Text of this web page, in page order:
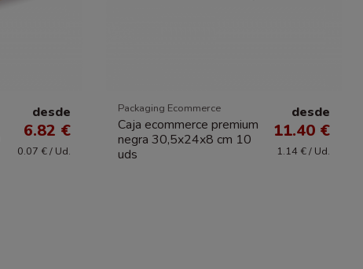
desde
6.82 €
0.07 € / Ud.
Packaging Ecommerce
Caja ecommerce premium
negra 30,5x24x8 cm 10
uds
desde
11.40 €
1.14 € / Ud.